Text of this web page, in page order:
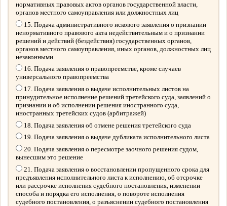
нормативных правовых актов органов государственной власти,
органов местного самоуправления или должностных лиц
15. Подача административного искового заявления о признании
ненормативного правового акта недействительным и о признании
решений и действий (бездействия) государственных органов,
органов местного самоуправления, иных органов, должностных лиц
незаконными
16. Подача заявления о правопреемстве, кроме случаев
универсального правопреемства
17. Подача заявления о выдаче исполнительных листов на
принудительное исполнение решений третейского суда, заявлений о
признании и об исполнении решения иностранного суда,
иностранных третейских судов (арбитражей)
18. Подача заявления об отмене решения третейского суда
19. Подача заявления о выдаче дубликата исполнительного листа
20. Подача заявления о пересмотре заочного решения судом,
вынесшим это решение
21. Подача заявления о восстановлении пропущенного срока для
предъявления исполнительного листа к исполнению, об отсрочке
или рассрочке исполнения судебного постановления, изменении
способа и порядка его исполнения, о повороте исполнения
судебного постановления, о разъяснении судебного постановления